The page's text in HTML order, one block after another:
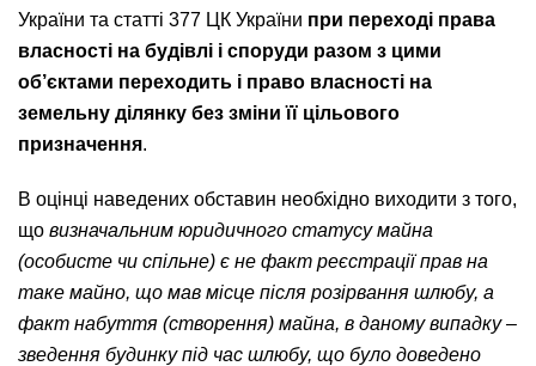
України та статті 377 ЦК України при переході права
власності на будівлі і споруди разом з цими
об’єктами переходить і право власності на
земельну ділянку без зміни її цільового
призначення.
В оцінці наведених обставин необхідно виходити з того,
що визначальним юридичного статусу майна
(особисте чи спільне) є не факт реєстрації прав на
таке майно, що мав місце після розірвання шлюбу, а
факт набуття (створення) майна, в даному випадку –
зведення будинку під час шлюбу, що було доведено